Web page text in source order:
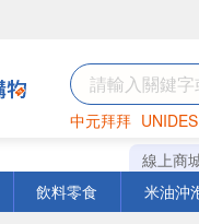
中元拜拜
罐頭 海苔
線上商
飲料零食 米油沖